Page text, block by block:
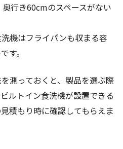
行き60cmのスペースがない
機はフライパンも収まる容
す。
測っておくと、製品を選ぶ際
ルトイン食洗機が設置できる
積もり時に確認してもらえま